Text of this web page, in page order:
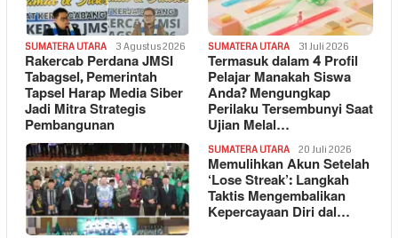
SUMATERA UTARA 3 Agustus 2026
Rakercab Perdana JMSI
Tabagsel, Pemerintah
Tapsel Harap Media Siber
Jadi Mitra Strategis
Pembangunan
SUMATERA UTARA 31 Juli 2026
Termasuk dalam 4 Profil
Pelajar Manakah Siswa
Anda? Mengungkap
Perilaku Tersembunyi Saat
Ujian Melal…
SUMATERA UTARA 20 Juli 2026
Memulihkan Akun Setelah
‘Lose Streak’: Langkah
Taktis Mengembalikan
Kepercayaan Diri dal…